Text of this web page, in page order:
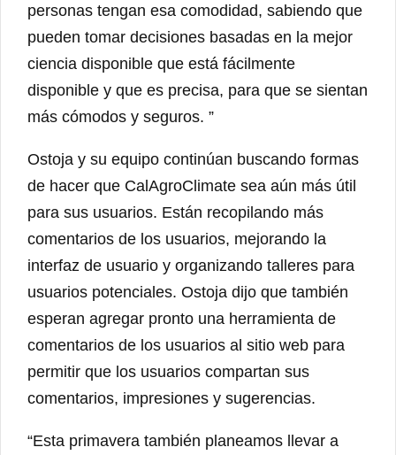
personas tengan esa comodidad, sabiendo que
pueden tomar decisiones basadas en la mejor
ciencia disponible que está fácilmente
disponible y que es precisa, para que se sientan
más cómodos y seguros. ”
Ostoja y su equipo continúan buscando formas
de hacer que CalAgroClimate sea aún más útil
para sus usuarios. Están recopilando más
comentarios de los usuarios, mejorando la
interfaz de usuario y organizando talleres para
usuarios potenciales. Ostoja dijo que también
esperan agregar pronto una herramienta de
comentarios de los usuarios al sitio web para
permitir que los usuarios compartan sus
comentarios, impresiones y sugerencias.
“Esta primavera también planeamos llevar a